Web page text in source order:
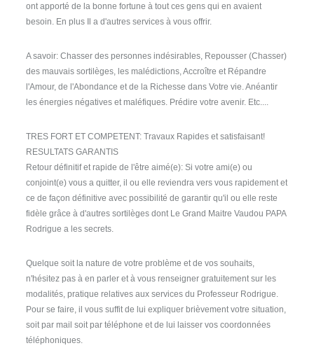
ont apporté de la bonne fortune à tout ces gens qui en avaient
besoin. En plus Il a d'autres services à vous offrir.
A savoir: Chasser des personnes indésirables, Repousser (Chasser)
des mauvais sortilèges, les malédictions, Accroître et Répandre
l'Amour, de l'Abondance et de la Richesse dans Votre vie. Anéantir
les énergies négatives et maléfiques. Prédire votre avenir. Etc....
TRES FORT ET COMPETENT: Travaux Rapides et satisfaisant!
RESULTATS GARANTIS
Retour définitif et rapide de l'être aimé(e): Si votre ami(e) ou
conjoint(e) vous a quitter, il ou elle reviendra vers vous rapidement et
ce de façon définitive avec possibilité de garantir qu'il ou elle reste
fidèle grâce à d'autres sortilèges dont Le Grand Maitre Vaudou PAPA
Rodrigue a les secrets.
Quelque soit la nature de votre problème et de vos souhaits,
n'hésitez pas à en parler et à vous renseigner gratuitement sur les
modalités, pratique relatives aux services du Professeur Rodrigue.
Pour se faire, il vous suffit de lui expliquer brièvement votre situation,
soit par mail soit par téléphone et de lui laisser vos coordonnées
téléphoniques.